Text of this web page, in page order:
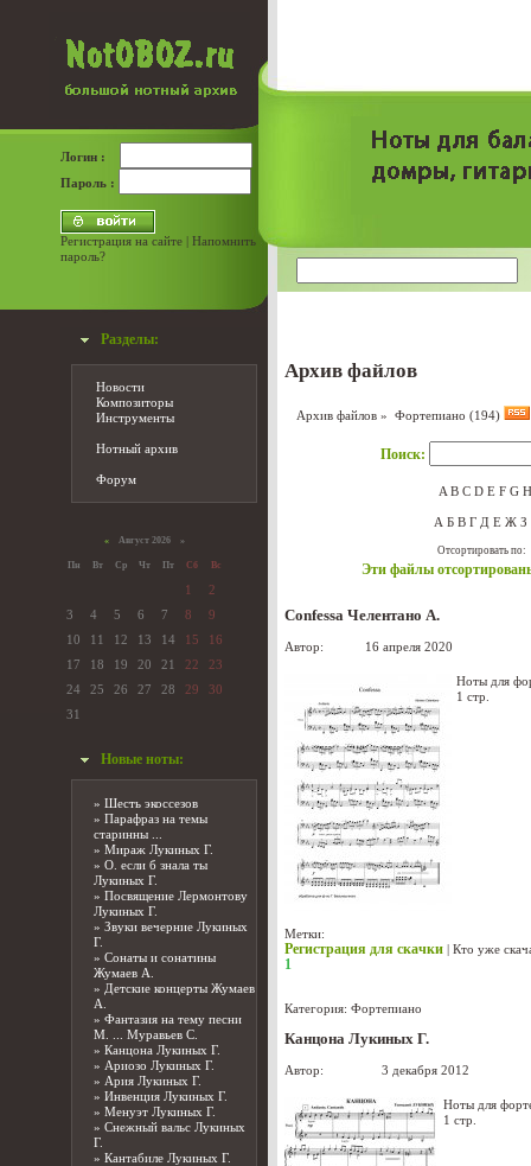
Логин :
Пароль :
Регистрация на сайте | Напомнить
пароль?
Разделы:
Новости
Композиторы
Инструменты
Нотный архив
Форум
« Август 2026 »
Пн Вт Ср Чт Пт Сб Вс
1
2
3
4 5 6 7 8
9
10
11 12 13 14 15
16
17
18 19 20 21 22
23
24
25 26 27 28 29
30
31
Новые ноты:
» Шесть экоссезов
» Парафраз на темы
старинны ...
» Мираж Лукиных Г.
» О. если б знала ты
Лукиных Г.
» Посвящение Лермонтову
Лукиных Г.
» Звуки вечерние Лукиных
Г.
» Сонаты и сонатины
Жумаев А.
» Детские концерты Жумаев
А.
» Фантазия на тему песни
М. ... Муравьев С.
» Канцона Лукиных Г.
» Ариозо Лукиных Г.
» Ария Лукиных Г.
» Инвенция Лукиных Г.
» Менуэт Лукиных Г.
» Снежный вальс Лукиных
Г.
» Кантабиле Лукиных Г.
Архив файлов
Архив файлов » Фортепиано (194)
Поиск:
A B C D E F G H
А Б В Г Д Е Ж З
Отсортировать
Эти файлы
Confessa Челентано А.
Автор: 16 апреля 2020
Ноты для
1 стр.
Метки:
Регистрация для скачки | Кто уже
1
Категория: Фортепиано
Канцона Лукиных Г.
Автор: 3 декабря 2012
Ноты для
1 стр.